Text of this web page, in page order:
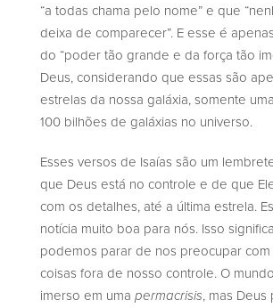
“a todas chama pelo nome” e que
deixa de comparecer”. E esse é
do “poder tão grande e da força tão
Deus, considerando que essas são
estrelas da nossa galáxia, somente
100 bilhões de galáxias no universo.
Esses versos de Isaías são um
que Deus está no controle e de que
com os detalhes, até a última estrela.
notícia muito boa para nós. Isso
podemos parar de nos preocupar com
coisas fora de nosso controle. O
imerso em uma permacrisis, mas